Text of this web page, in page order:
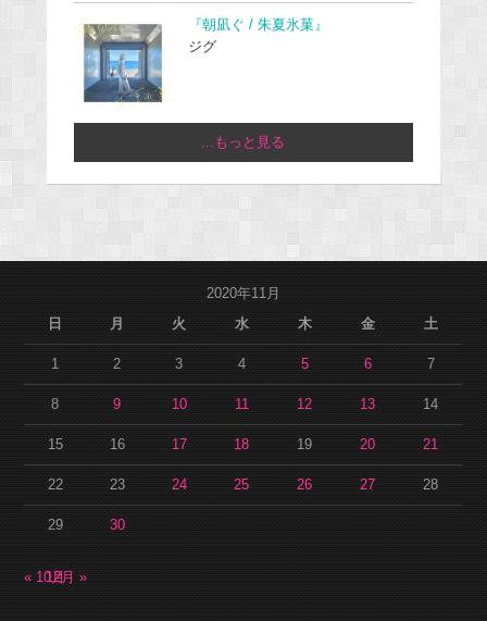
『朝凪ぐ / 朱夏氷菓』
ジグ
...もっと見る
2020年11月
日
月 火 水 木 金 土
1 2 3 4 5 6 7
8 9 10 11 12 13 14
15 16 17 18 19 20 21
22 23 24 25 26 27 28
29 30
« 10月12月 »